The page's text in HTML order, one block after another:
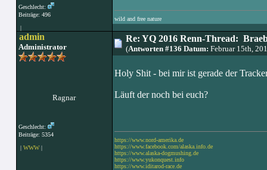
Geschlecht:
Beiträge: 496
|
wild and free nature
admin
Administrator
Ragnar
Geschlecht:
Beiträge: 5354
| WWW|
Re: YQ 2016 Renn-Thread:
(Antworten #136 Datum: Februar 15th,
Holy Shit - bei mir ist gerade der
Läuft der noch bei euch?
https://www.nord-amerika.de
https://www.facebook.com/alaska.info.de
https://www.alaska-dogmushing.de
https://www.yukonquest.info
https://www.iditarod-race.de